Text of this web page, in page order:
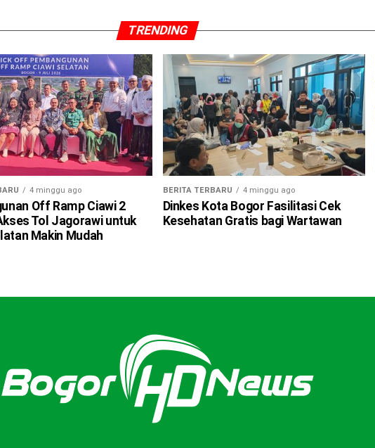
TRENDING
4 minggu ago
Off Ramp Ciawi 2
Tol Jagorawi untuk
Makin Mudah
BERITA TERBARU 4 minggu ago
Dinkes Kota Bogor Fasilitasi Cek
Kesehatan Gratis bagi Wartawan